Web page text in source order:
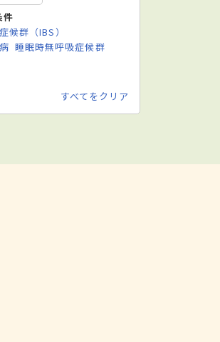
件
候群（IBS）
睡眠時無呼吸症候群
すべてをクリア